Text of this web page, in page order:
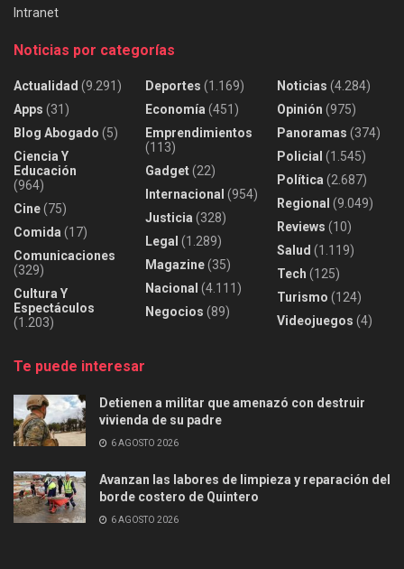
Intranet
Noticias por categorías
Actualidad (9.291)
Apps (31)
Blog Abogado (5)
Ciencia Y
Educación
(964)
Cine(75)
Comida (17)
Comunicaciones
(329)
Cultura Y
Espectáculos
(1.203)
Deportes (1.169)
Economía (451)
Emprendimientos
(113)
Gadget(22)
Internacional (954)
Justicia (328)
Legal (1.289)
Magazine(35)
Nacional (4.111)
Negocios (89)
Noticias (4.284)
Opinión (975)
Panoramas (374)
Policial (1.545)
Política (2.687)
Regional (9.049)
Reviews (10)
Salud (1.119)
Tech (125)
Turismo (124)
Videojuegos (4)
Te puede interesar
Detienen a militar que amenazó con destruir
vivienda de su padre
6 AGOSTO 2026
Avanzan las labores de limpieza y reparación del
borde costero de Quintero
6 AGOSTO 2026